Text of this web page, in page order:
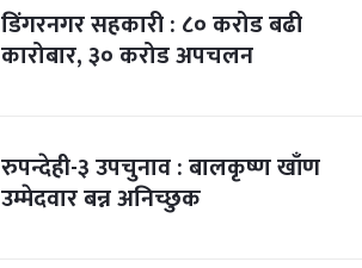
डिंगरनगर सहकारी : ८० करोड बढी
कारोबार, ३० करोड अपचलन
रुपन्देही-३ उपचुनाव : बालकृष्ण खाँण
उम्मेदवार बन्न अनिच्छुक